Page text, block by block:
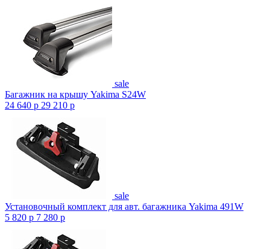
sale
Багажник на крышу Yakima S24W
24 640 p 29 210 p
sale
Установочный комплект для авт. багажника Yakima 491W
5 820 p 7 280 p